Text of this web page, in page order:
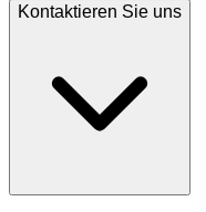
Kontaktieren Sie uns